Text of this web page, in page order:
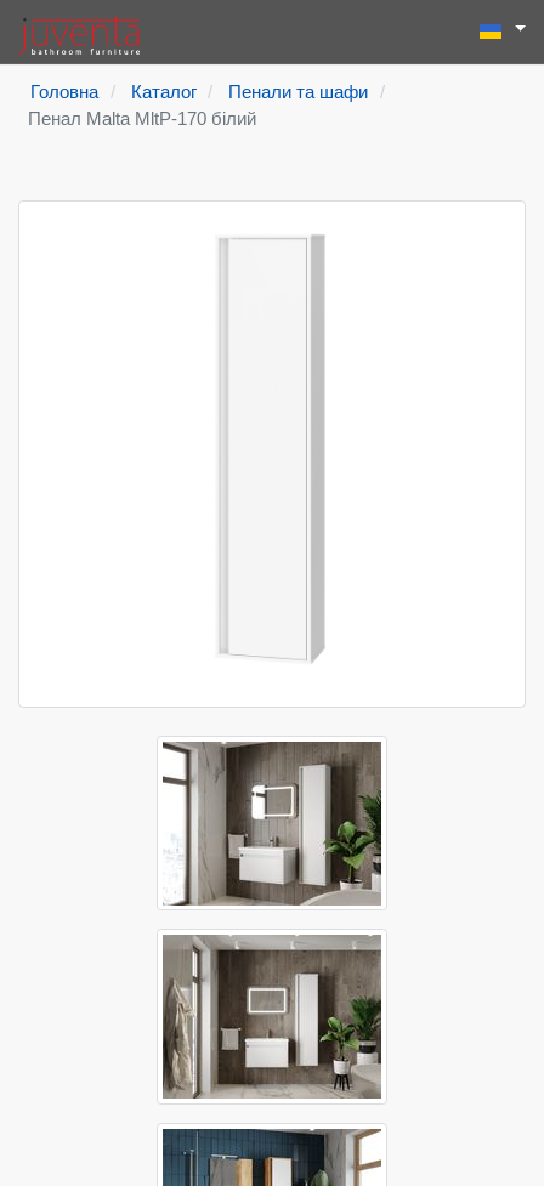
Пошук
Type 2 or
Головна Каталог
Пенали та шафи
Пенал Malta MltP-170 білий